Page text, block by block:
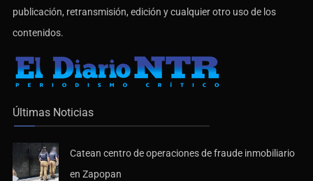
publicación, retransmisión, edición y cualquier otro uso de los
contenidos.
Últimas Noticias
Catean centro de operaciones de fraude inmobiliario
en Zapopan